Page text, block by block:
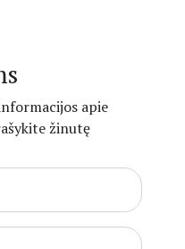
apie
žinutę